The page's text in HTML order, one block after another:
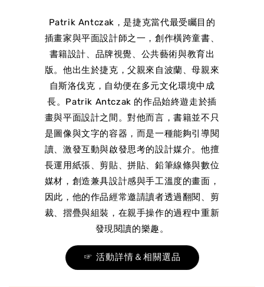
Patrik Antczak，是捷克當代最受矚目的
插畫家與平面設計師之一，創作橫跨童書、
書籍設計、品牌視覺、公共藝術與教育出
版。他出生於捷克，父親來自波蘭、母親來
自斯洛伐克，自幼便在多元文化環境中成
長。Patrik Antczak 的作品始終遊走於插
畫與平面設計之間。對他而言，書籍並不只
是圖像與文字的容器，而是一種能夠引導閱
讀、激發互動與啟發思考的設計媒介。他擅
長運用紙張、剪貼、拼貼、鉛筆線條與數位
媒材，創造兼具設計感與手工溫度的畫面，
因此，他的作品經常邀請讀者透過翻閱、剪
裁、摺疊與組裝，在親手操作的過程中重新
發現閱讀的樂趣。
☞ 活動詳情＆相關選品